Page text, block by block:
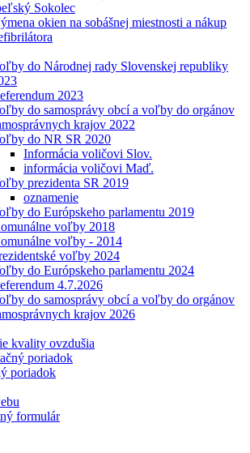
Sokolec
okien na sobášnej miestnosti a nákup
do Národnej rady Slovenskej republiky
2023
do samosprávy obcí a voľby do orgánov
krajov 2022
do NR SR 2020
Informácia voličovi Slov.
informácia voličovi Maď.
prezidenta SR 2019
oznamenie
do Európskeho parlamentu 2019
voľby 2018
voľby - 2014
voľby 2024
do Európskeho parlamentu 2024
4.7.2026
do samosprávy obcí a voľby do orgánov
krajov 2026
kvality ovzdušia
poriadok
poriadok
formulár